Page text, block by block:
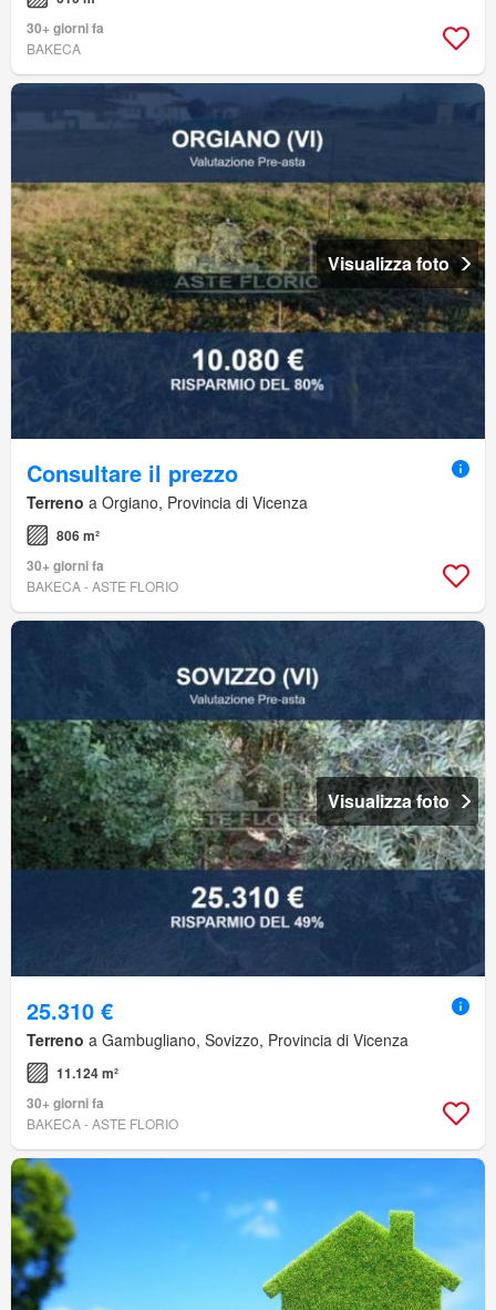
30+ giorni fa
BAKECA
Visualizza foto
Consultare il prezzo
Terreno a Orgiano, Provincia di Vicenza
806 m²
30+ giorni fa
BAKECA - ASTE FLORIO
Visualizza foto
25.310 €
Terreno a Gambugliano, Sovizzo, Provincia di Vicenza
11.124 m²
30+ giorni fa
BAKECA - ASTE FLORIO